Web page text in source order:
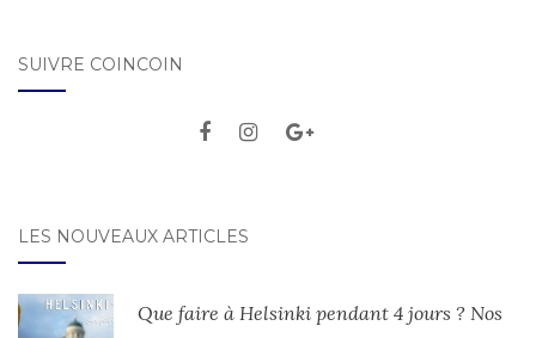
SUIVRE COINCOIN
LES NOUVEAUX ARTICLES
Que faire à Helsinki pendant 4 jours ? Nos